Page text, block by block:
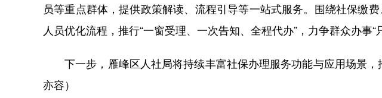
员等重点群体，提供政策解读、流程引导等一站式服务。围绕社保缴
人员优化流程，推行“一窗受理、一次告知、全程代办”，力争群众办事“
下一步，雁峰区人社局将持续丰富社保办理服务功能与应用场景，
亦容）